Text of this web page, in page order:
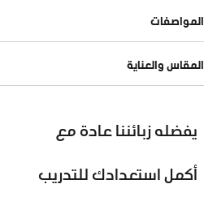
المواصفات
المقاس والعناية
يفضله زبائننا عادة مع
أكمل استعدادك للتدريب